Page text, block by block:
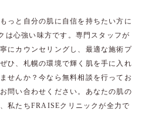
っと自分の肌に自信を持ちたい方に
は心強い味方です。専門スタッフが
にカウンセリングし、最適な施術プ
ひ、札幌の環境で輝く肌を手に入れ
せんか？今なら無料相談を行ってお
問い合わせください。あなたの肌の
私たちFRAISEクリニックが全力で